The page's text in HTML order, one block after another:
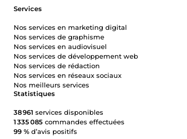
Statistiques
38 961 services disponibles
1 335 085 commandes effectuées
99 % d’avis positifs
Services
Nos services en marketing digital
Nos services de graphisme
Nos services en audiovisuel
Nos services de développement web
Nos services de rédaction
Nos services en réseaux sociaux
Nos meilleurs services